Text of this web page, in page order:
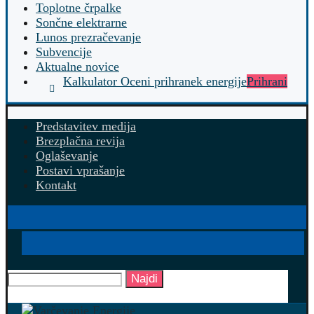
Toplotne črpalke
Sončne elektrarne
Lunos prezračevanje
Subvencije
Aktualne novice
Kalkulator Oceni prihranek energijePrihrani
Predstavitev medija
Brezplačna revija
Oglaševanje
Postavi vprašanje
Kontakt
Najdi